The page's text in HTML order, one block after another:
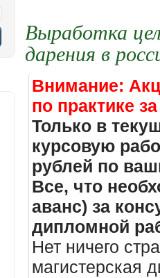
Выработка
дарения в
Внимание:
по практике
Только в
курсовую
рублей по
Все, что
аванс) за
дипломной
Нет ничего
магистерская